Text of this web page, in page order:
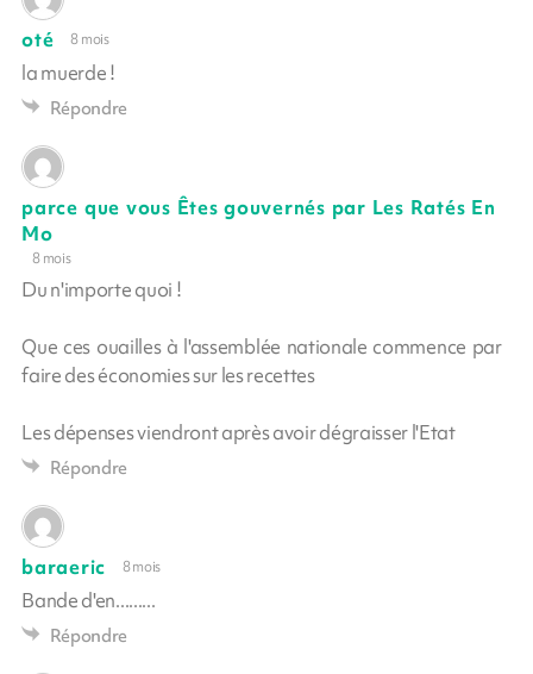
oté 8 mois
la muerde !
Répondre
parce que vous Êtes gouvernés par Les Ratés En
Mo
8 mois
Du n'importe quoi !
Que ces ouailles à l'assemblée nationale commence par
faire des économies sur les recettes
Les dépenses viendront après avoir dégraisser l'Etat
Répondre
baraeric 8 mois
Bande d'en.........
Répondre